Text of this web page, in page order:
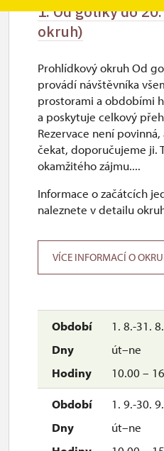
1. Od gotiky do
okruh)
1. 8.-31. 8.
út–ne
10.00 –
1. 9.-30. 9.
út–ne
Prohlídkový okruh Od
provádí návštěvníka
prostorami a obdobími
a poskytuje celkový
Rezervace není
čekat, doporučujeme ji.
okamžitého zájmu....
Informace o začátcích
naleznete v detailu
VÍCE INFORMACÍ O